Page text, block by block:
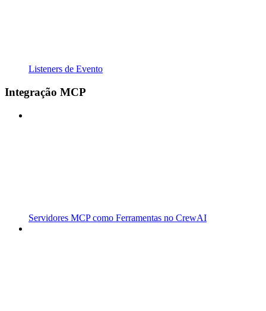
Listeners de Evento
Integração MCP
Servidores MCP como Ferramentas no CrewAI